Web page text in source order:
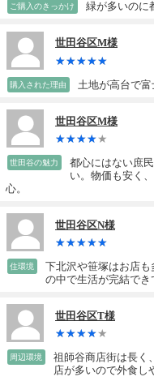
ご購入のきっかけ 緑が多いのに
世田谷区M様
購入された理由 土地が高台で富
世田谷区M様
世田谷の魅力
都心にはない庶
い。物価も安く
心。
世田谷区N様
住環境
下北沢や笹塚はお店
の中で生活が完結でき
世田谷区T様
周辺環境
祖師谷商店街は長く
店が多いので外食し